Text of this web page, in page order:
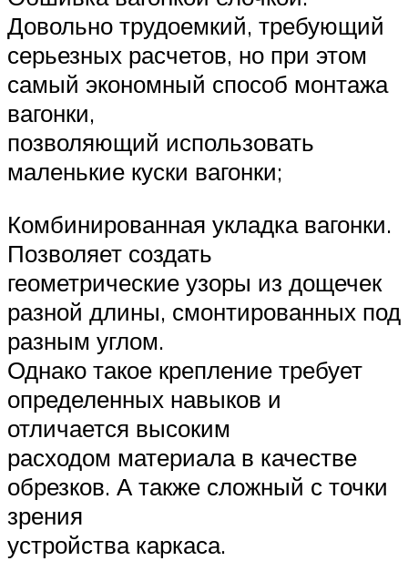
Довольно трудоемкий, требующий
серьезных расчетов, но при этом
самый экономный способ монтажа
вагонки,
позволяющий использовать
маленькие куски вагонки;
Комбинированная укладка вагонки.
Позволяет создать
геометрические узоры из дощечек
разной длины, смонтированных под
разным углом.
Однако такое крепление требует
определенных навыков и
отличается высоким
расходом материала в качестве
обрезков. А также сложный с точки
зрения
устройства каркаса.